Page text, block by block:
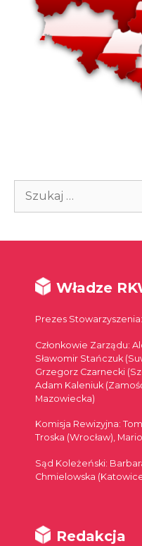
Szukaj:
Władze
Prezes
Członkowie Zarządu:
Sławomir Stańczuk
Grzegorz Czarnecki
Adam Kaleniuk
Mazowiecka)
Komisja Rewizyjna:
Troska (Wrocław),
Sąd Koleżeński:
Chmielowska
Redakcja